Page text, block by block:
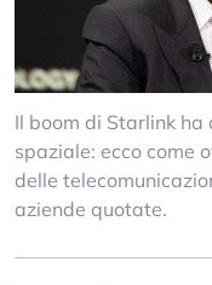
Il boom di Starlink
spaziale: ecco come
delle
aziende quotate.